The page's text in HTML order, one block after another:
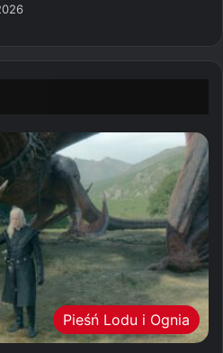
Pieśń Lodu i Ognia